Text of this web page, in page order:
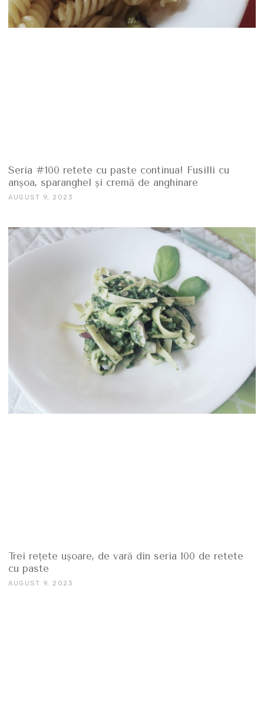
Seria #100 retete cu paste continua! Fusilli cu
anşoa, sparanghel şi cremă de anghinare
AUGUST 9, 2023
Trei rețete uşoare, de vară din seria 100 de retete
cu paste
AUGUST 9, 2023